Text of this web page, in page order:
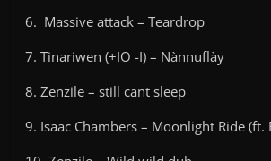
6. Massive attack – Teardrop
7. Tinariwen (+IO -I) – Nànnuflày
8. Zenzile – still cant sleep
9. Isaac Chambers – Moonlight Ride (ft.